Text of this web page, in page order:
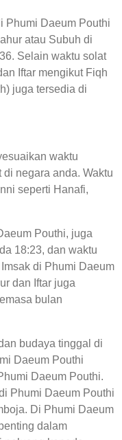
Phumi Daeum Pouthi
atau Subuh di
Selain waktu solat
Iftar mengikut Fiqh
juga tersedia di
waktu
negara anda. Waktu
seperti Hanafi,
Pouthi, juga
18:23, dan waktu
di Phumi Daeum
dan Iftar juga
bulan
budaya tinggal di
Daeum Pouthi
Daeum Pouthi.
Phumi Daeum Pouthi
Di Phumi Daeum
dalam